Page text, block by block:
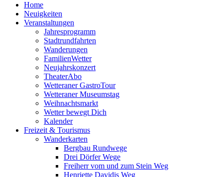
Home
Neuigkeiten
Veranstaltungen
Jahresprogramm
Stadtrundfahrten
Wanderungen
FamilienWetter
Neujahrskonzert
TheaterAbo
Wetteraner GastroTour
Wetteraner Museumstag
Weihnachtsmarkt
Wetter bewegt Dich
Kalender
Freizeit & Tourismus
Wanderkarten
Bergbau Rundwege
Drei Dörfer Wege
Freiherr vom und zum Stein Weg
Henriette Davidis Weg